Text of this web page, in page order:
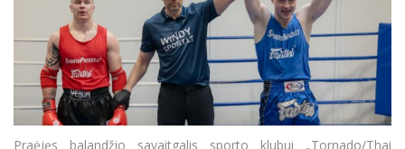
Praėjęs balandžio savaitgalis sporto klubui „Tornado/Thai